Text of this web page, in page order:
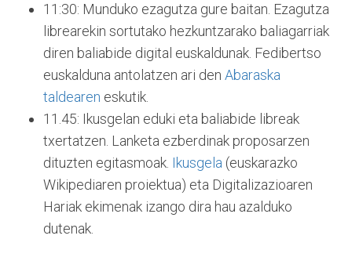
11:30: Munduko ezagutza gure baitan. Ezagutza
librearekin sortutako hezkuntzarako baliagarriak
diren baliabide digital euskaldunak. Fedibertso
euskalduna antolatzen ari den Abaraska
taldearen eskutik.
11.45: Ikusgelan eduki eta baliabide libreak
txertatzen. Lanketa ezberdinak proposarzen
dituzten egitasmoak. Ikusgela (euskarazko
Wikipediaren proiektua) eta Digitalizazioaren
Hariak ekimenak izango dira hau azalduko
dutenak.